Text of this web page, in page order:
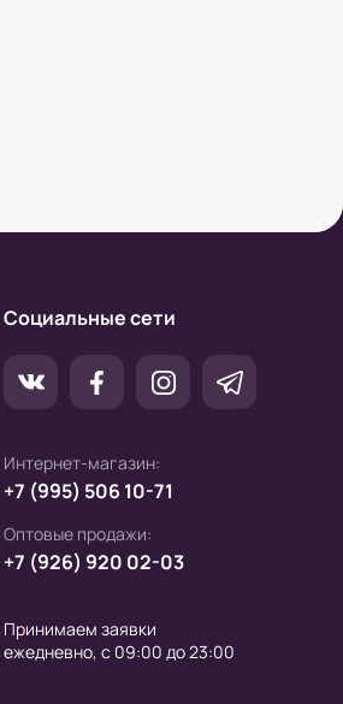
Социальные сети
Интернет-магазин:
+7 (995) 506 10-71
Оптовые продажи:
+7 (926) 920 02-03
Принимаем заявки
ежедневно, с 09:00 до 23:00